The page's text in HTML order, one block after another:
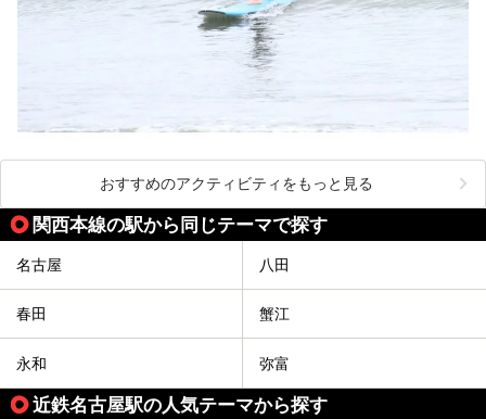
おすすめのアクティビティをもっと見る
関西本線の駅から同じテーマで探す
名古屋 八田
春田 蟹江
永和 弥富
近鉄名古屋駅の人気テーマから探す